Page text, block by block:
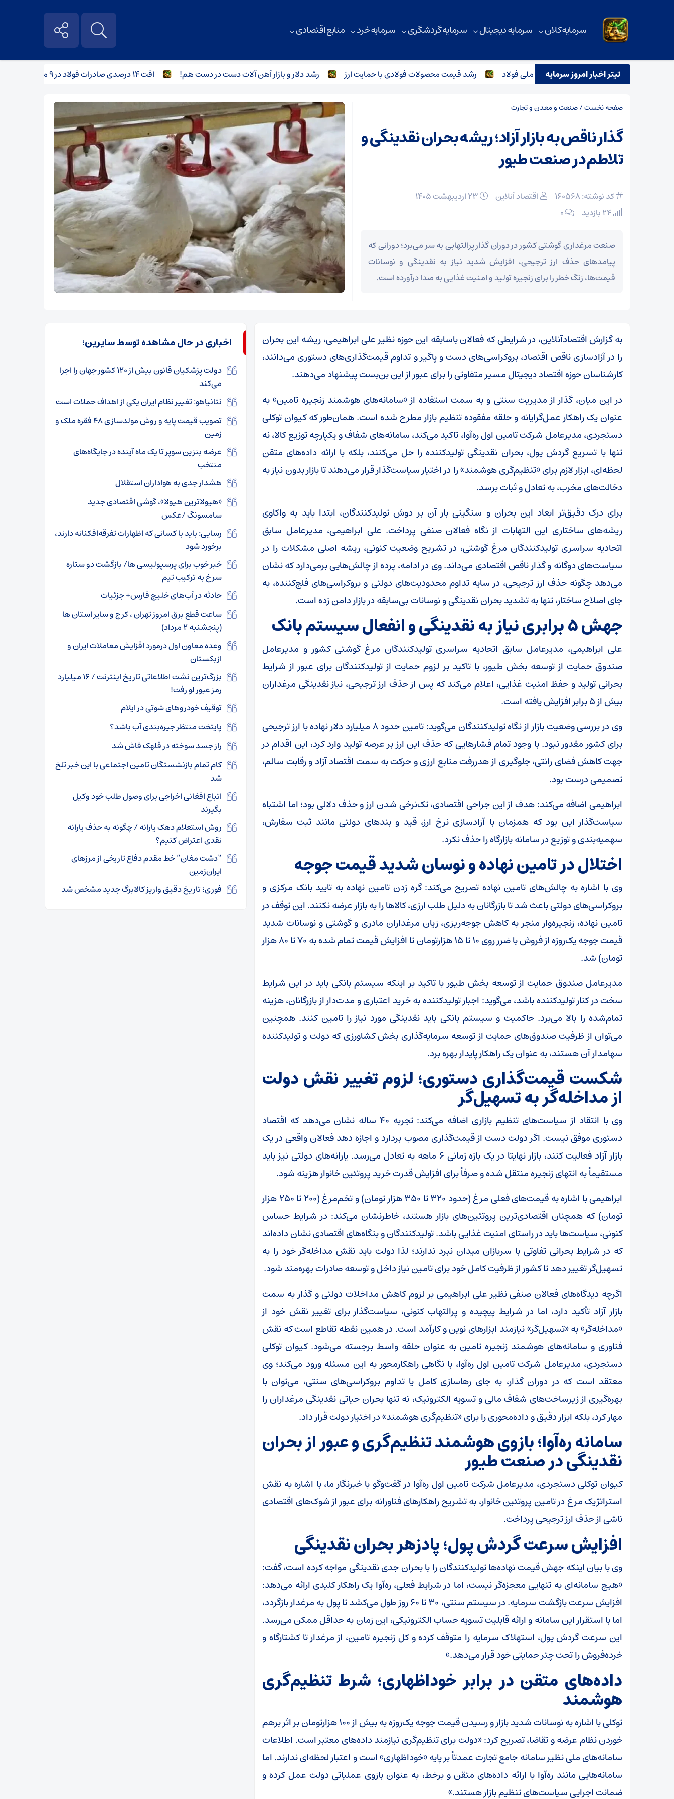
سرمایه کلان سرمایه دیجیتال سرمایه گردشگری سرمایه خرد منابع اقتصادی
تیتر اخبار امروز سرمایه
ارتقای کیفیت برگزاری جشنواره ملی فولاد رشد قیمت محصولات فولادی با حمایت ارز رشد دلار و بازار آهن‌ آلات دست در دست هم! افت ۱۴ درصدی صادرات فولاد در ۹ ماهه ۱۴۰۳
صفحه نخست/صنعت و معدن و تجارت
گذار ناقص به بازار آزاد؛ ریشه بحران نقدینگی و
تلاطم در صنعت طیور
کد نوشته: 160568 اقتصاد آنلاین
۰
صنعت مرغداری گوشتی کشور در دوران گذار پرالتهابی به سر می‌برد؛ دورانی که
پیامد‌های حذف ارز ترجیحی، افزایش شدید نیاز به نقدینگی و نوسانات
قیمت‌ها، زنگ خطر را برای زنجیره تولید و امنیت غذایی به صدا درآورده است.
به گزارش اقتصادآنلاین، در شرایطی که فعالان باسابقه این حوزه نظیر علی ابراهیمی، ریشه این بحران
را در آزادسازی ناقص اقتصاد، بروکراسی‌های دست و پاگیر و تداوم قیمت‌گذاری‌های دستوری می‌دانند،
کارشناسان حوزه اقتصاد دیجیتال مسیر متفاوتی را برای عبور از این بن‌بست پیشنهاد می‌دهند.
در این میان، گذار از مدیریت سنتی و به سمت استفاده از «سامانه‌های هوشمند زنجیره تامین» به
عنوان یک راهکار عمل‌گرایانه و حلقه مفقوده تنظیم بازار مطرح شده است. همان‌طور که کیوان توکلی
دستجردی، مدیرعامل شرکت تامین اول ره‌آوا، تاکید می‌کند، سامانه‌های شفاف و یکپارچه توزیع کالا، نه
تنها با تسریع گردش پول، بحران نقدینگی تولیدکننده را حل می‌کنند، بلکه با ارائه داده‌های متقن
لحظه‌ای، ابزار لازم برای «تنظیم‌گری هوشمند» را در اختیار سیاست‌گذار قرار می‌دهند تا بازار بدون نیاز به
دخالت‌های مخرب، به تعادل و ثبات برسد.
برای درک دقیق‌تر ابعاد این بحران و سنگینی بار آن بر دوش تولیدکنندگان، ابتدا باید به واکاوی
ریشه‌های ساختاری این التهابات از نگاه فعالان صنفی پرداخت. علی ابراهیمی، مدیرعامل سابق
اتحادیه سراسری تولیدکنندگان مرغ گوشتی، در تشریح وضعیت کنونی، ریشه اصلی مشکلات را در
سیاست‌های دوگانه و گذار ناقص اقتصادی می‌داند. وی در ادامه، پرده از چالش‌هایی برمی‌دارد که نشان
می‌دهد چگونه حذف ارز ترجیحی، در سایه تداوم محدودیت‌های دولتی و بروکراسی‌های فلج‌کننده، به
جای اصلاح ساختار، تنها به تشدید بحران نقدینگی و نوسانات بی‌سابقه در بازار دامن زده است.
جهش ۵ برابری نیاز به نقدینگی و انفعال سیستم بانک
علی ابراهیمی، مدیرعامل سابق اتحادیه سراسری تولیدکنندگان مرغ گوشتی کشور و مدیرعامل
صندوق حمایت از توسعه بخش طیور، با تاکید بر لزوم حمایت از تولیدکنندگان برای عبور از شرایط
بحرانی تولید و حفظ امنیت غذایی، اعلام می‌کند که پس از حذف ارز ترجیحی، نیاز نقدینگی مرغداران
بیش از ۵ برابر افزایش یافته است.
وی در بررسی وضعیت بازار از نگاه تولیدکنندگان می‌گوید: تامین حدود ۸ میلیارد دلار نهاده با ارز ترجیحی
برای کشور مقدور نبود. با وجود تمام فشار‌هایی که حذف این ارز بر عرصه تولید وارد کرد، این اقدام در
جهت کاهش فضای رانتی، جلوگیری از هدررفت منابع ارزی و حرکت به سمت اقتصاد آزاد و رقابت سالم،
تصمیمی درست بود.
ابراهیمی اضافه می‌کند: هدف از این جراحی اقتصادی، تک‌نرخی شدن ارز و حذف دلالی بود؛ اما اشتباه
سیاست‌گذار این بود که همزمان با آزادسازی نرخ ارز، قید و بند‌های دولتی مانند ثبت سفارش،
سهمیه‌بندی و توزیع در سامانه بازارگاه را حذف نکرد.
اختلال در تامین نهاده و نوسان شدید قیمت جوجه
وی با اشاره به چالش‌های تامین نهاده تصریح می‌کند: گره زدن تامین نهاده به تایید بانک مرکزی و
بروکراسی‌های دولتی باعث شد تا بازرگانان به دلیل طلب ارزی، کالا‌ها را به بازار عرضه نکنند. این توقف در
تامین نهاده، زنجیره‌وار منجر به کاهش جوجه‌ریزی، زیان مرغداران مادری و گوشتی و نوسانات شدید
قیمت جوجه یک‌روزه از فروش با ضرر روی ۱۰ تا ۱۵ هزارتومان تا افزایش قیمت تمام شده به ۷۰ تا ۸۰ هزار
تومان) شد.
مدیرعامل صندوق حمایت از توسعه بخش طیور با تاکید بر اینکه سیستم بانکی باید در این شرایط
سخت در کنار تولیدکننده باشد، می‌گوید: اجبار تولیدکننده به خرید اعتباری و مدت‌دار از بازرگانان، هزینه
تمام‌شده را بالا می‌برد. حاکمیت و سیستم بانکی باید نقدینگی مورد نیاز را تامین کنند. همچنین
می‌توان از ظرفیت صندوق‌های حمایت از توسعه سرمایه‌گذاری بخش کشاورزی که دولت و تولیدکننده
سهامدار آن هستند، به عنوان یک راهکار پایدار بهره برد.
شکست قیمت‌گذاری دستوری؛ لزوم تغییر نقش دولت
از مداخله‌گر به تسهیل‌گر
وی با انتقاد از سیاست‌های تنظیم بازاری اضافه می‌کند: تجربه ۴۰ ساله نشان می‌دهد که اقتصاد
دستوری موفق نیست. اگر دولت دست از قیمت‌گذاری مصوب بردارد و اجازه دهد فعالان واقعی در یک
بازار آزاد فعالیت کنند، بازار نهایتا در یک بازه زمانی ۶ ماهه به تعادل می‌رسد. یارانه‌های دولتی نیز باید
مستقیماً به انتهای زنجیره منتقل شده و صرفاً برای افزایش قدرت خرید پروتئین خانوار هزینه شود.
ابراهیمی با اشاره به قیمت‌های فعلی مرغ (حدود ۳۲۰ تا ۳۵۰ هزار تومان) و تخم‌مرغ (۲۰۰ تا ۲۵۰ هزار
تومان) که همچنان اقتصادی‌ترین پروتئین‌های بازار هستند، خاطرنشان می‌کند: در شرایط حساس
کنونی، سیاست‌ها باید در راستای امنیت غذایی باشد. تولیدکنندگان و بنگاه‌های اقتصادی نشان داده‌اند
که در شرایط بحرانی تفاوتی با سربازان میدان نبرد ندارند؛ لذا دولت باید نقش مداخله‌گر خود را به
تسهیل‌گر تغییر دهد تا کشور از ظرفیت کامل خود برای تامین نیاز داخل و توسعه صادرات بهره‌مند شود.
اگرچه دیدگاه‌های فعالان صنفی نظیر علی ابراهیمی بر لزوم کاهش مداخلات دولتی و گذار به سمت
بازار آزاد تأکید دارد، اما در شرایط پیچیده و پرالتهاب کنونی، سیاست‌گذار برای تغییر نقش خود از
«مداخله‌گر» به «تسهیل‌گر» نیازمند ابزار‌های نوین و کارآمد است. در همین نقطه تقاطع است که نقش
فناوری و سامانه‌های هوشمند زنجیره تامین به عنوان حلقه واسط برجسته می‌شود. کیوان توکلی
دستجردی، مدیرعامل شرکت تامین اول ره‌آوا، با نگاهی راهکارمحور به این مسئله ورود می‌کند؛ وی
معتقد است که در دوران گذار، به جای رهاسازی کامل یا تداوم بروکراسی‌های سنتی، می‌توان با
بهره‌گیری از زیرساخت‌های شفاف مالی و تسویه الکترونیک، نه تنها بحران حیاتی نقدینگی مرغداران را
مهار کرد، بلکه ابزار دقیق و داده‌محوری را برای «تنظیم‌گری هوشمند» در اختیار دولت قرار داد.
سامانه ره‌آوا؛ بازوی هوشمند تنظیم‌گری و عبور از بحران
نقدینگی در صنعت طیور
کیوان توکلی دستجردی، مدیرعامل شرکت تامین اول ره‌آوا در گفت‌و‌گو با خبرنگار ما، با اشاره به نقش
استراتژیک مرغ در تامین پروتئین خانوار، به تشریح راهکار‌های فناورانه برای عبور از شوک‌های اقتصادی
ناشی از حذف ارز ترجیحی پرداخت.
افزایش سرعت گردش پول؛ پادزهر بحران نقدینگی
وی با بیان اینکه جهش قیمت نهاده‌ها تولیدکنندگان را با بحران جدی نقدینگی مواجه کرده است، گفت:
«هیچ سامانه‌ای به تنهایی معجزه‌گر نیست، اما در شرایط فعلی، ره‌آوا یک راهکار کلیدی ارائه می‌دهد:
افزایش سرعت بازگشت سرمایه. در سیستم سنتی، ۳۰ تا ۶۰ روز طول می‌کشد تا پول به مرغدار بازگردد،
اما با استقرار این سامانه و ارائه قابلیت تسویه حساب الکترونیکی، این زمان به حداقل ممکن می‌رسد.
این سرعت گردش پول، استهلاک سرمایه را متوقف کرده و کل زنجیره تامین، از مرغدار تا کشتارگاه و
خرده‌فروش را تحت چتر حمایتی خود قرار می‌دهد.»
داده‌های متقن در برابر خوداظهاری؛ شرط تنظیم‌گری
هوشمند
توکلی با اشاره به نوسانات شدید بازار و رسیدن قیمت جوجه یک‌روزه به بیش از ۱۰۰ هزارتومان بر اثر برهم
خوردن نظام عرضه و تقاضا، تصریح کرد: «دولت برای تنظیم‌گری نیازمند داده‌های معتبر است. اطلاعات
سامانه‌های ملی نظیر سامانه جامع تجارت عمدتاً بر پایه «خوداظهاری» است و اعتبار لحظه‌ای ندارند. اما
سامانه‌هایی مانند ره‌آوا با ارائه داده‌های متقن و برخط، به عنوان بازوی عملیاتی دولت عمل کرده و
ضمانت اجرایی سیاست‌های تنظیم بازار هستند.»
اخباری در حال مشاهده توسط سایرین؛
دولت پزشکیان قانون بیش از ۱۲۰ کشور جهان را اجرا
می‌کند
نتانیاهو: تغییر نظام ایران یکی از اهداف حملات است
تصویب قیمت پایه و روش مولدسازی ۴۸ فقره ملک و
زمین
عرضه بنزین سوپر تا یک ماه آینده در جایگاه‌های
منتخب
هشدار جدی به هواداران استقلال
«هیولاترین هیولا»، گوشی اقتصادی جدید
سامسونگ /عکس
رسایی: باید با کسانی که اظهارات تفرقه‌افکنانه دارند،
برخورد شود
خبر خوب برای پرسپولیسی ها/ بازگشت دو ستاره
سرخ به ترکیب تیم
حادثه در آب‌‌های خلیج فارس+ جزئیات
ساعت قطع برق امروز تهران ، کرج و سایر استان ‌ها
(پنجشنبه ۲ مرداد)
وعده معاون اول درمورد افزایش معاملات ایران و
ازبکستان
بزرگ‌ترین نشت اطلاعاتی تاریخ اینترنت / ۱۶ میلیارد
رمز عبور لو رفت!
توقیف خودروهای شوتی در ایلام
پایتخت منتظر جیره‌بندی آب باشد؟
راز جسد سوخته در قلهک فاش شد
کام تمام بازنشستگان تامین اجتماعی با این خبر تلخ
شد
اتباع افغانی اخراجی برای وصول طلب خود وکیل
بگیرند
روش استعلام دهک یارانه / چگونه به حذف یارانه
نقدی اعتراض کنیم؟
“دشت مغان” خط مقدم دفاع تاریخی از مرزهای
ایران‌زمین
فوری؛ تاریخ دقیق واریز کالابرگ جدید مشخص شد